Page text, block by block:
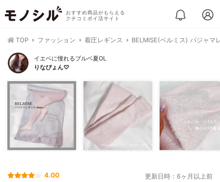
おすすめ商品がもらえる
クチコミポイ活サイト
TOP ファッション 着圧レギンス BELMISE(ベルミス) パジャマ
イエベに憧れるブルベ夏OL
りなぴょん♡
4.00 更新日時：6ヶ月以上前